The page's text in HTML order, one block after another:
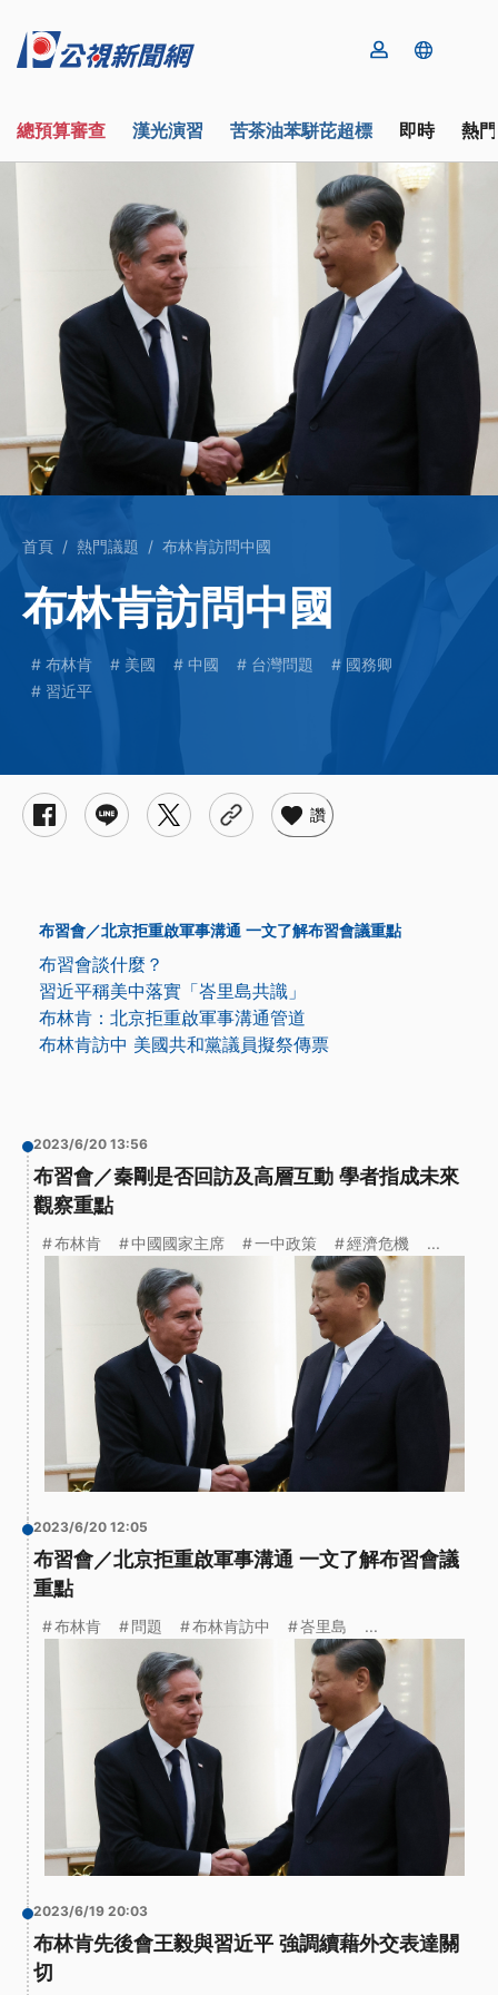
總預算審查 漢光演習 苦茶油苯駢芘超標 即時 熱
首頁 熱門議題 布林肯訪問中國
布林肯訪問中國
布林肯 美國 中國 台灣問題
國務卿
習近平
讚
2023/6/20 13:56
布習會／秦剛是否回訪及高層互動 學者指成未來
觀察重點
布林肯 中國國家主席 一中政策 經濟危機 ...
2023/6/20 12:05
布習會／北京拒重啟軍事溝通 一文了解布習會議
重點
布林肯 問題 布林肯訪中 峇里島 ...
2023/6/19 20:03
布林肯先後會王毅與習近平 強調續藉外交表達關
切
布習會／北京拒重啟軍事溝通 一文了解布習會議重點
布習會談什麼？
習近平稱美中落實「峇里島共識」
布林肯：北京拒重啟軍事溝通管道
布林肯訪中 美國共和黨議員擬祭傳票